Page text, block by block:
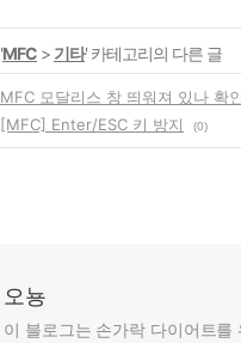
'MFC > 기타' 카테고리의 다른 글
MFC 모달리스 창 띄워져 있나 확
[MFC] Enter/ESC 키 방지 (0)
오뇽
이 블로그는 손가락 다이어트